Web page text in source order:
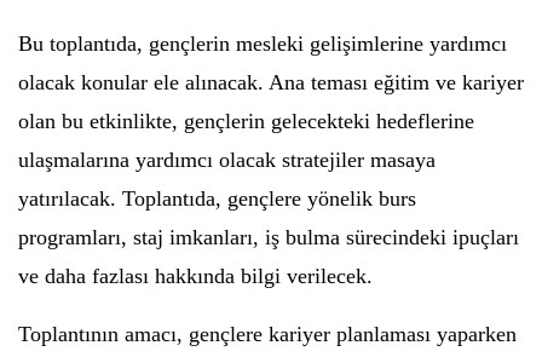
Bu toplantıda, gençlerin mesleki gelişimlerine yardımcı
olacak konular ele alınacak. Ana teması eğitim ve kariyer
olan bu etkinlikte, gençlerin gelecekteki hedeflerine
ulaşmalarına yardımcı olacak stratejiler masaya
yatırılacak. Toplantıda, gençlere yönelik burs
programları, staj imkanları, iş bulma sürecindeki ipuçları
ve daha fazlası hakkında bilgi verilecek.
Toplantının amacı, gençlere kariyer planlaması yaparken